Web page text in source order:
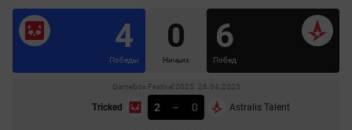
4
Победы
0
Ничьих
6
Побед
Gamebox Festival 2025. 26.04.2025
Tricked 2 – 0 Astralis Talent